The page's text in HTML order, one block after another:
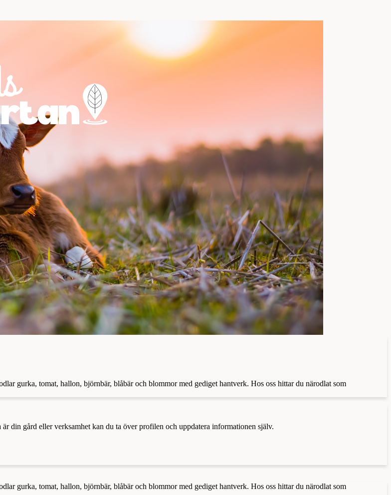
gurka, tomat, hallon, björnbär, blåbär och blommor med gediget hantverk. Hos oss hittar du närodlat som
din gård eller verksamhet kan du ta över profilen och uppdatera informationen själv.
gurka, tomat, hallon, björnbär, blåbär och blommor med gediget hantverk. Hos oss hittar du närodlat som